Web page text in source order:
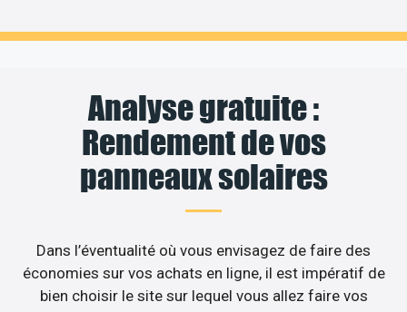
Analyse gratuite :
Rendement de vos
panneaux solaires
Dans l’éventualité où vous envisagez de faire des
économies sur vos achats en ligne, il est impératif de
bien choisir le site sur lequel vous allez faire vos